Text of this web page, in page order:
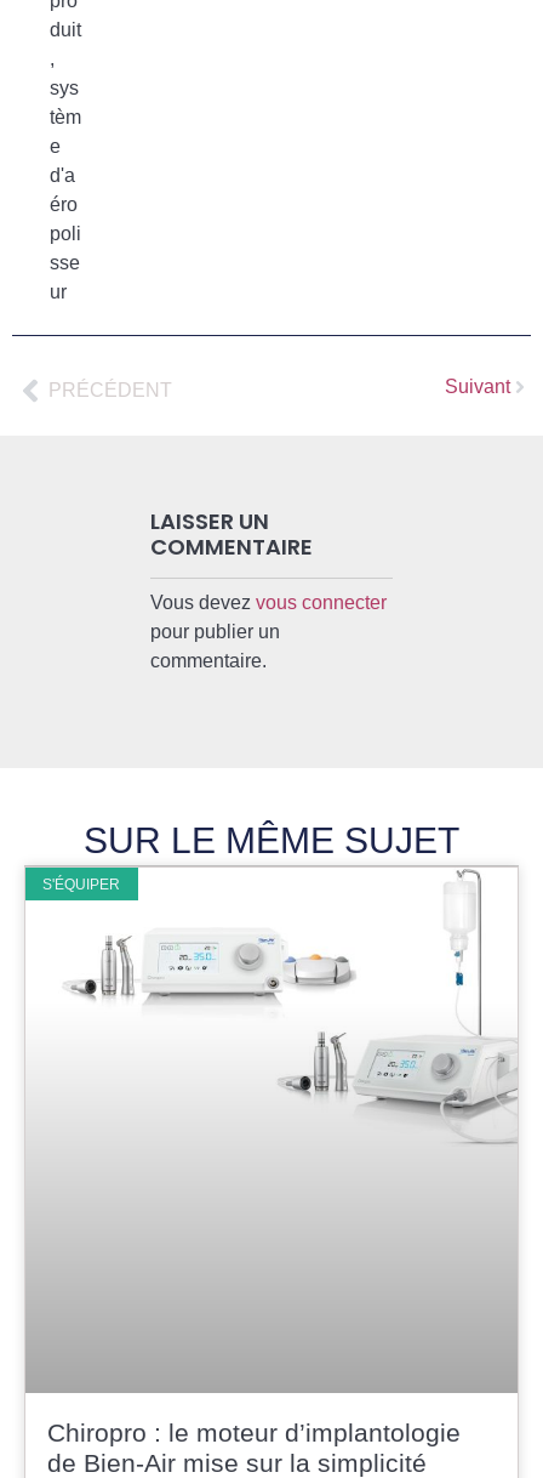
duit
,
sys
tèm
e
d'a
éro
poli
sse
ur
PRÉCÉDENT Suivant
LAISSER UN
COMMENTAIRE
Vous devezvous connecter
pour publier un
commentaire.
SUR LE MÊME SUJET
S'ÉQUIPER
Chiropro : le moteur d’implantologie
de Bien-Air mise sur la simplicité